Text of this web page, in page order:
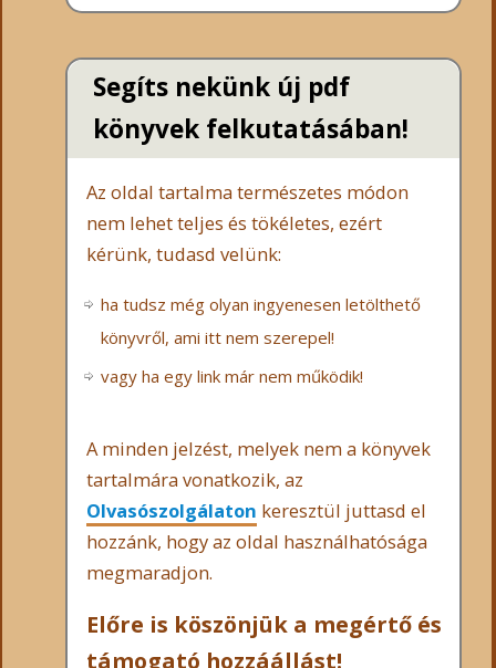
Segíts nekünk új pdf
könyvek felkutatásában!
Az oldal tartalma természetes módon
nem lehet teljes és tökéletes, ezért
kérünk, tudasd velünk:
ha tudsz még olyan ingyenesen letölthető
könyvről, ami itt nem szerepel!
vagy ha egy link már nem működik!
A minden jelzést, melyek nem a könyvek
tartalmára vonatkozik, az
Olvasószolgálaton keresztül juttasd el
hozzánk, hogy az oldal használhatósága
megmaradjon.
Előre is köszönjük a megértő és
támogató hozzáállást!